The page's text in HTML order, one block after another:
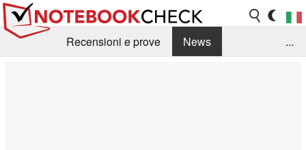
Recensioni e prove
News
...